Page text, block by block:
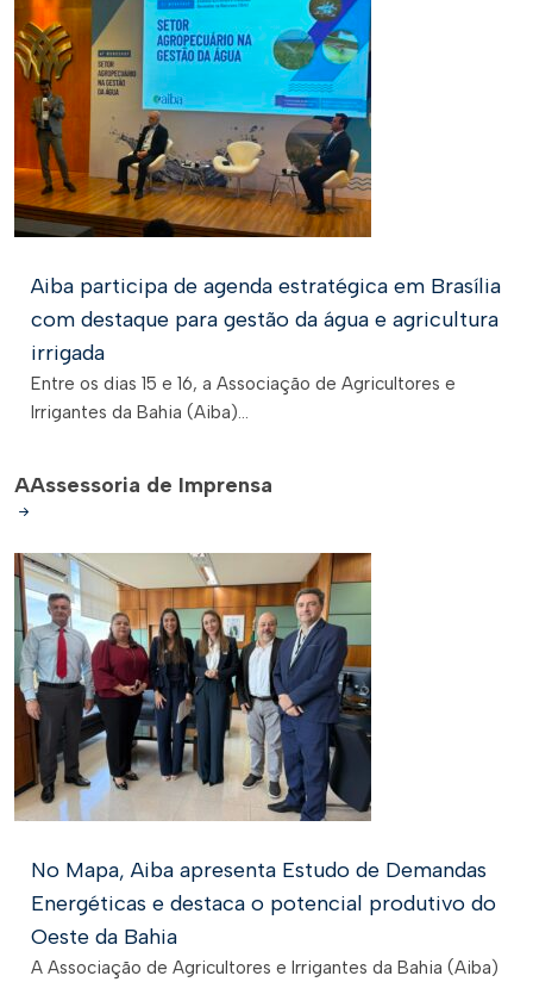
Aiba participa de agenda estratégica em Brasília
com destaque para gestão da água e agricultura
irrigada
Entre os dias 15 e 16, a Associação de Agricultores e
Irrigantes da Bahia (Aiba)...
AAssessoria de Imprensa
No Mapa, Aiba apresenta Estudo de Demandas
Energéticas e destaca o potencial produtivo do
Oeste da Bahia
A Associação de Agricultores e Irrigantes da Bahia (Aiba)